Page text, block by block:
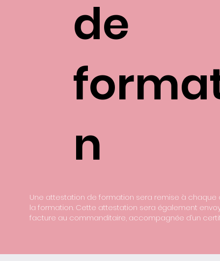
Une attestation de formation sera remise à chaque
la formation. Cette attestation sera également
facture au commanditaire, accompagnée d’un
de
n